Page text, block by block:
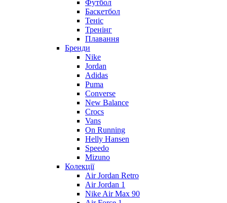
Футбол
Баскетбол
Теніс
Тренінг
Плавання
Бренди
Nike
Jordan
Adidas
Puma
Converse
New Balance
Crocs
Vans
On Running
Helly Hansen
Speedo
Mizuno
Колекції
Air Jordan Retro
Air Jordan 1
Nike Air Max 90